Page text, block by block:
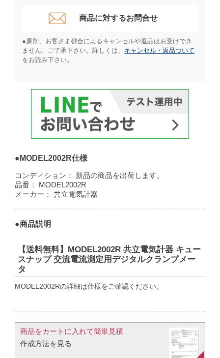
商品に対するお問合せ​
●原則、お客さま都合によるキャンセルや返品はお受けでき
ません。ご了承下さい。詳しくは、 キャンセル・返品ついて
をお読み下さい。​
●MODEL2002R仕様
コンディション：
新品の商品を出荷します。
品番：
MODEL2002R
メーカー：
共立電気計器
●商品説明
【送料無料】MODEL2002R 共立電気計器 キュー
スナップ 交流電流測定用デジタルクランプメー
タ
MODEL2002Rの詳細は仕様をご確認ください。
商品をカートに入れて簡単見積​
作成方法を見る​​